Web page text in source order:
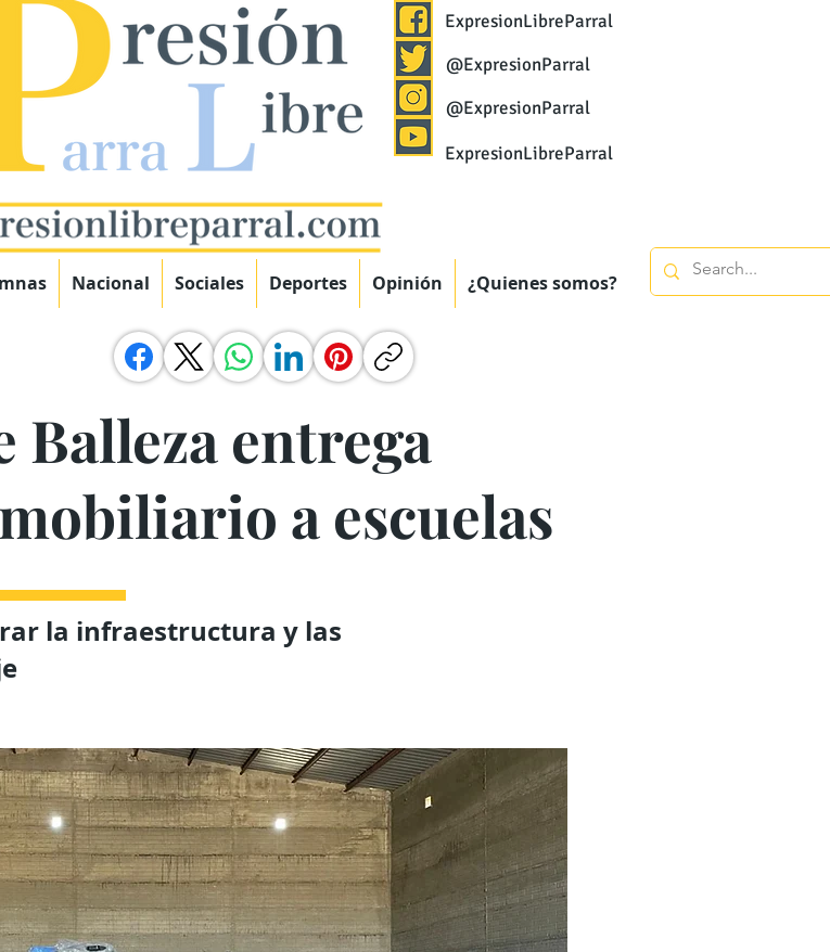
ExpresionLibreParral
@ExpresionParral
@ExpresionParral
ExpresionLibreParral
Nacional Sociales Deportes Opinión ¿Quienes somos?
entrega
a escuelas
la infraestructura y las